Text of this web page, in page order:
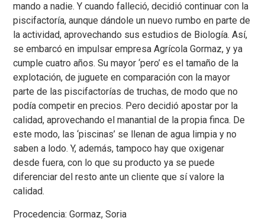
mando a nadie. Y cuando falleció, decidió continuar con la
piscifactoría, aunque dándole un nuevo rumbo en parte de
la actividad, aprovechando sus estudios de Biología. Así,
se embarcó en impulsar empresa Agrícola Gormaz, y ya
cumple cuatro años. Su mayor ‘pero’ es el tamaño de la
explotación, de juguete en comparación con la mayor
parte de las piscifactorías de truchas, de modo que no
podía competir en precios. Pero decidió apostar por la
calidad, aprovechando el manantial de la propia finca. De
este modo, las ‘piscinas’ se llenan de agua limpia y no
saben a lodo. Y, además, tampoco hay que oxigenar
desde fuera, con lo que su producto ya se puede
diferenciar del resto ante un cliente que sí valore la
calidad.
Procedencia: Gormaz, Soria